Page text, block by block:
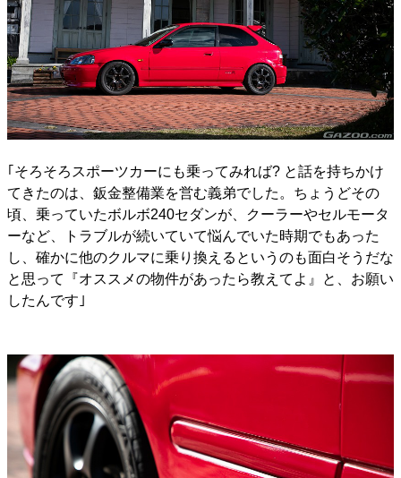
｢そろそろスポーツカーにも乗ってみれば? と話を持ちかけ
てきたのは、鈑金整備業を営む義弟でした。ちょうどその
頃、乗っていたボルボ240セダンが、クーラーやセルモータ
ーなど、トラブルが続いていて悩んでいた時期でもあった
し、確かに他のクルマに乗り換えるというのも面白そうだな
と思って『オススメの物件があったら教えてよ』と、お願い
したんです｣